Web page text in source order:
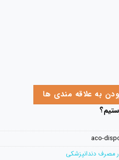
به علاقه مندی ها
aco-
مصرف دندانپزشکی